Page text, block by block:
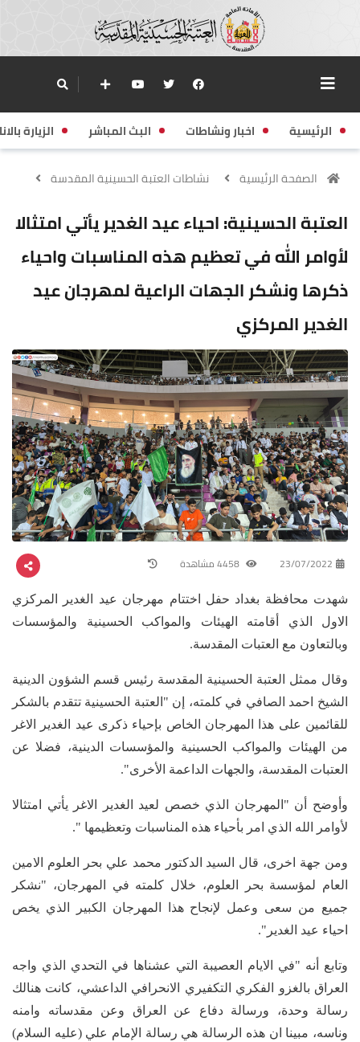
الرئيسية اخبار ونشاطات البث المباشر الزيارة
الصفحة الرئيسية نشاطات العتبة الحسينية المقدسة
العتبة الحسينية: احياء عيد الغدير يأتي امتثالا
لأوامر الله في تعظيم هذه المناسبات واحياء
ذكرها ونشكر الجهات الراعية لمهرجان عيد
الغدير المركزي
23/07/2022
شهدت محافظة بغداد حفل اختتام مهرجان عيد الغدير المركزي
الاول الذي أقامته الهيئات والمواكب الحسينية والمؤسسات
وبالتعاون مع العتبات المقدسة.
وقال ممثل العتبة الحسينية المقدسة رئيس قسم الشؤون الدينية
الشيخ احمد الصافي في كلمته، إن "العتبة الحسينية تتقدم بالشكر
للقائمين على هذا المهرجان الخاص بإحياء ذكرى عيد الغدير الاغر
من الهيئات والمواكب الحسينية والمؤسسات الدينية، فضلا عن
العتبات المقدسة، والجهات الداعمة الأخرى".
وأوضح أن "المهرجان الذي خصص لعيد الغدير الاغر يأتي امتثالا
لأوامر الله الذي امر بأحياء هذه المناسبات وتعظيمها ".
ومن جهة اخرى، قال السيد الدكتور محمد علي بحر العلوم الامين
العام لمؤسسة بحر العلوم، خلال كلمته في المهرجان، "نشكر
جميع من سعى وعمل لإنجاح هذا المهرجان الكبير الذي يخص
احياء عيد الغدير".
وتابع أنه "في الايام العصيبة التي عشناها في التحدي الذي واجه
العراق بالغزو الفكري التكفيري الانحرافي الداعشي، كانت هنالك
رسالة وحدة، ورسالة دفاع عن العراق وعن مقدساته وامنه
وناسه، مبينا ان هذه الرسالة هي رسالة الإمام علي (عليه السلام)